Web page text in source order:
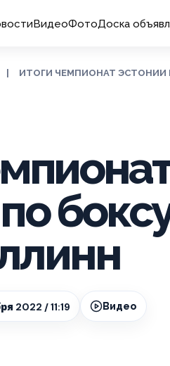
ВидеоФотоДоска
ИТОГИ ЧЕМПИОНАТ ЭСТОНИИ
2022 / 11:19 Видео